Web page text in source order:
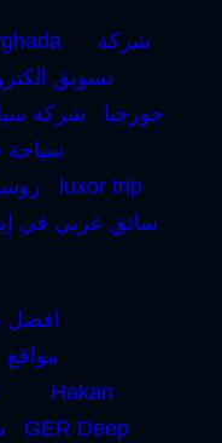
شركة
تسويق
جورجيا
شركة
سياحة
luxor trip
سائق عربي في
افضل
مواقع
Hakan
GER Deep